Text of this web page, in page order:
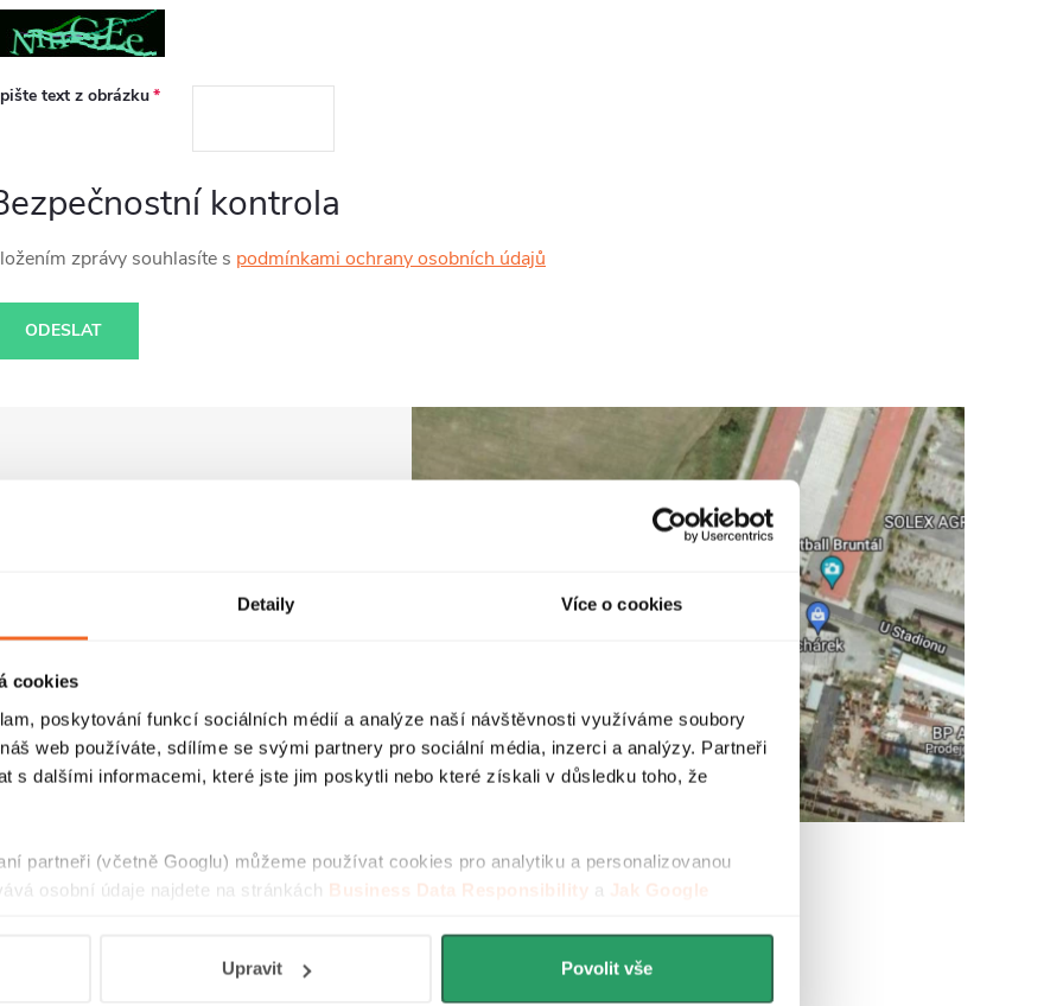
Detaily Více o cookies
cookies
poskytování funkcí sociálních médií a analýze naší návštěvnosti využíváme soubory
web používáte, sdílíme se svými partnery pro sociální média, inzerci a analýzy. Partneři
s dalšími informacemi, které jste jim poskytli nebo které získali v důsledku toho, že
partneři (včetně Googlu) můžeme používat cookies pro analytiku a personalizovanou
osobní údaje najdete na stránkách Business Data Responsibility a Jak Google
Upravit Povolit vše
text z obrázku
kontrola
zprávy souhlasíte s podmínkami ochrany osobních údajů
ODESLAT
U Stadionu 1881/10, Bruntál 792 01.